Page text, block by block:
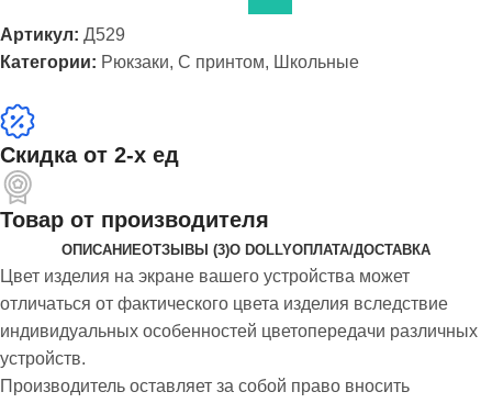
Артикул: Д529
Категории: Рюкзаки, С принтом, Школьные
Скидка от 2-х ед
Товар от производителя
ОПИСАНИЕОТЗЫВЫ (3)О DOLLYОПЛАТА/ДОСТАВКА
Цвет изделия на экране вашего устройства может
отличаться от фактического цвета изделия вследствие
индивидуальных особенностей цветопередачи различных
устройств.
Производитель оставляет за собой право вносить